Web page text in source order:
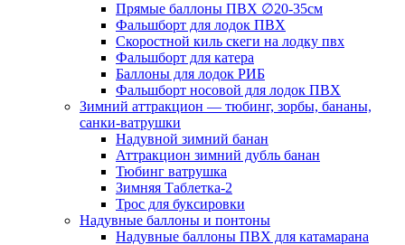
Прямые баллоны ПВХ ∅20-35см
Фальшборт для лодок ПВХ
Скоростной киль скеги на лодку пвх
Фальшборт для катера
Баллоны для лодок РИБ
Фальшборт носовой для лодок ПВХ
Зимний аттракцион — тюбинг, зорбы, бананы,
санки-ватрушки
Надувной зимний банан
Аттракцион зимний дубль банан
Тюбинг ватрушка
Зимняя Таблетка-2
Трос для буксировки
Надувные баллоны и понтоны
Надувные баллоны ПВХ для катамарана